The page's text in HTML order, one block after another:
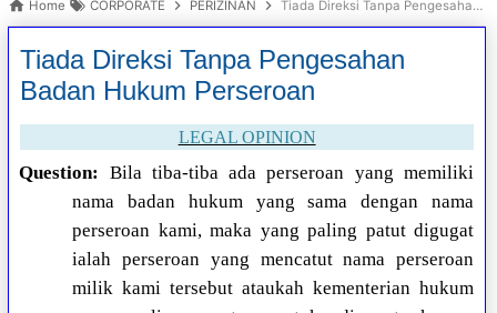
Home CORPORATE PERIZINAN Tiada Direksi Tanpa Pengesahan Badan Hukum Perseroan
Tiada Direksi Tanpa Pengesahan
Badan Hukum Perseroan
LEGAL OPINION
Question: Bila tiba-tiba ada perseroan yang memiliki
nama badan hukum yang sama dengan nama
perseroan kami, maka yang paling patut digugat
ialah perseroan yang mencatut nama perseroan
milik kami tersebut ataukah kementerian hukum